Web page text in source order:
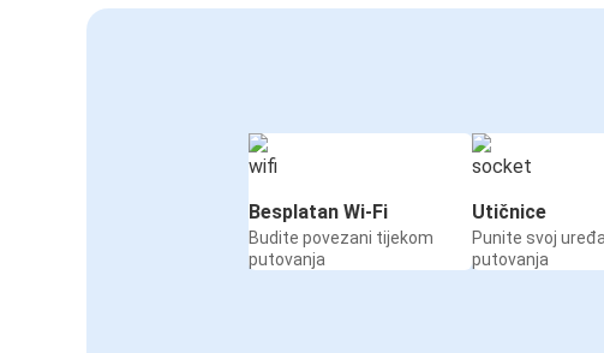
Besplatan Wi-Fi
Budite povezani tijekom
putovanja
Utičnice
Punite svoj
putovanja